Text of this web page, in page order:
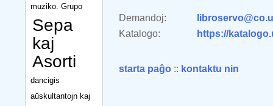
muziko. Grupo
Sepa
kaj
Asorti
dancigis
aŭskultantojn kaj
Demandoj:
Katalogo:
https://
starta paĝo :: kontaktu nin